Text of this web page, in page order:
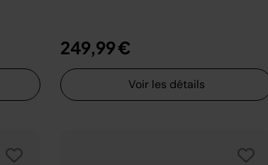
249,99 €
Voir les détails